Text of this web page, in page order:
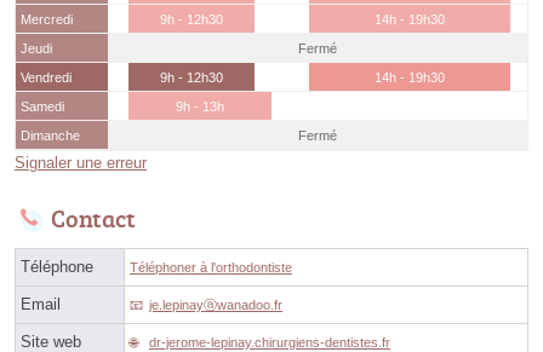
Mercredi
9h - 12h30
14h - 19h30
Jeudi
Fermé
Vendredi
9h - 12h30
14h - 19h30
Samedi
9h - 13h
Dimanche
Fermé
Signaler une erreur
Contact
Téléphone Téléphoner à l'orthodontiste
Email je.lepinayⓐwanadoo.fr
Site web dr-jerome-lepinay.chirurgiens-dentistes.fr